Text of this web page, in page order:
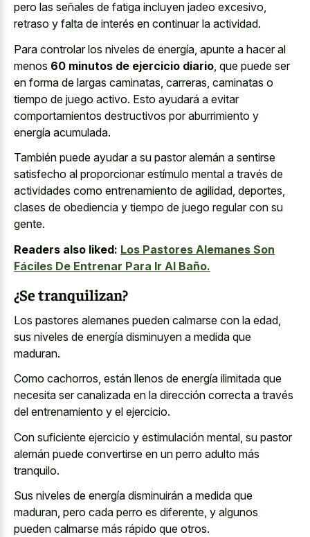
pero las señales de fatiga incluyen jadeo excesivo,
retraso y falta de interés en continuar la actividad.
Para controlar los niveles de energía, apunte a hacer al
menos 60 minutos de ejercicio diario , que puede ser
en forma de largas caminatas, carreras, caminatas o
tiempo de juego activo. Esto ayudará a evitar
comportamientos destructivos por aburrimiento y
energía acumulada.
También puede ayudar a su pastor alemán a sentirse
satisfecho al proporcionar estímulo mental a través de
actividades como entrenamiento de agilidad, deportes,
clases de obediencia y tiempo de juego regular con su
gente.
Readers also liked: Los Pastores Alemanes Son
Fáciles De Entrenar Para Ir Al Baño.
¿Se tranquilizan?
Los pastores alemanes pueden calmarse con la edad,
sus niveles de energía disminuyen a medida que
maduran.
Como cachorros, están llenos de energía ilimitada que
necesita ser canalizada en la dirección correcta a través
del entrenamiento y el ejercicio.
Con suficiente ejercicio y estimulación mental, su pastor
alemán puede convertirse en un perro adulto más
tranquilo.
Sus niveles de energía disminuirán a medida que
maduran, pero cada perro es diferente, y algunos
pueden calmarse más rápido que otros.